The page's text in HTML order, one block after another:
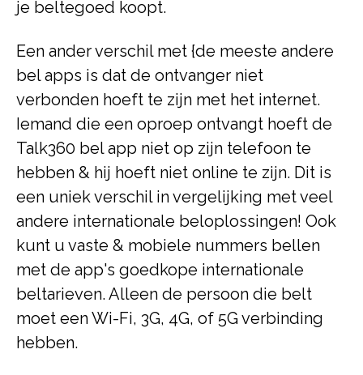
je beltegoed koopt.
Een ander verschil met {de meeste andere
bel apps is dat de ontvanger niet
verbonden hoeft te zijn met het internet.
Iemand die een oproep ontvangt hoeft de
Talk360 bel app niet op zijn telefoon te
hebben & hij hoeft niet online te zijn. Dit is
een uniek verschil in vergelijking met veel
andere internationale beloplossingen! Ook
kunt u vaste & mobiele nummers bellen
met de app's goedkope internationale
beltarieven. Alleen de persoon die belt
moet een Wi-Fi, 3G, 4G, of 5G verbinding
hebben.